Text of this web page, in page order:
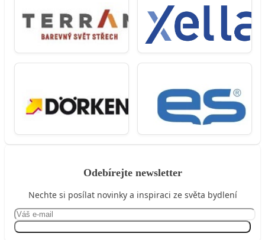
Odebírejte newsletter
Nechte si posílat novinky a inspiraci ze světa bydlení